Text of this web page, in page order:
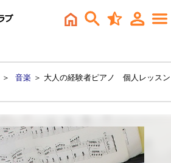
＞ 音楽 ＞ 大人の経験者ピアノ 個人レッスン